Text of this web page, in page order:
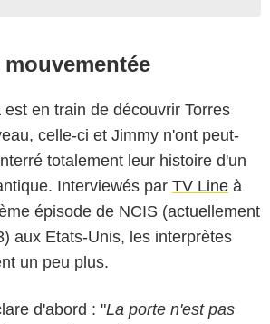
en train de découvrir Torres
celle-ci et Jimmy n'ont peut-
totalement leur histoire d'un
Interviewés par TV Line à
épisode de NCIS (actuellement
aux Etats-Unis, les interprètes
un peu plus.
d'abord : "La porte n'est pas